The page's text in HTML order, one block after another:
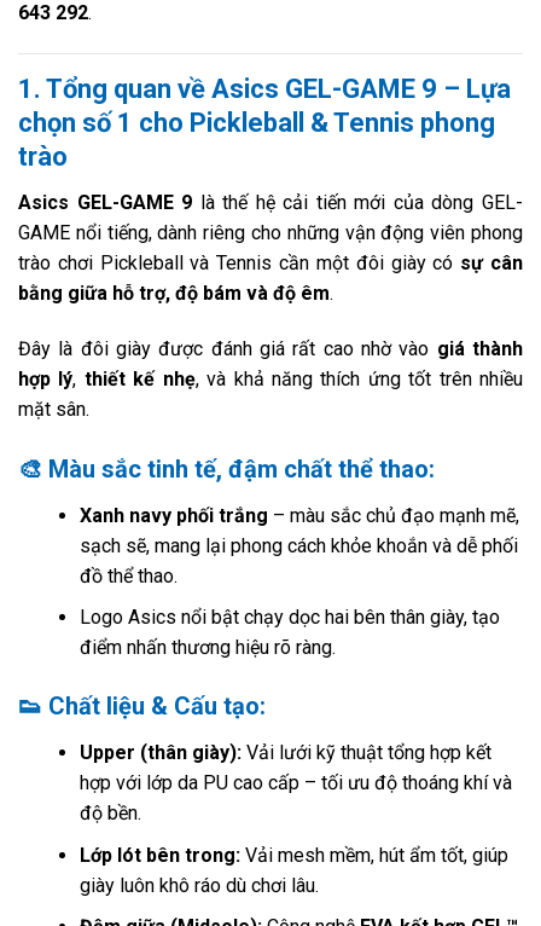
643 292.
1. Tổng quan về Asics GEL-GAME 9 – Lựa
chọn số 1 cho Pickleball & Tennis phong
trào
Asics GEL-GAME 9 là thế hệ cải tiến mới của dòng GEL-
GAME nổi tiếng, dành riêng cho những vận động viên phong
trào chơi Pickleball và Tennis cần một đôi giày có sự cân
bằng giữa hỗ trợ, độ bám và độ êm.
Đây là đôi giày được đánh giá rất cao nhờ vào giá thành
hợp lý, thiết kế nhẹ, và khả năng thích ứng tốt trên nhiều
mặt sân.
🎨 Màu sắc tinh tế, đậm chất thể thao:
Xanh navy phối trắng – màu sắc chủ đạo mạnh mẽ,
sạch sẽ, mang lại phong cách khỏe khoắn và dễ phối
đồ thể thao.
Logo Asics nổi bật chạy dọc hai bên thân giày, tạo
điểm nhấn thương hiệu rõ ràng.
👟 Chất liệu & Cấu tạo:
Upper (thân giày):Vải lưới kỹ thuật tổng hợp kết
hợp với lớp da PU cao cấp – tối ưu độ thoáng khí và
độ bền.
Lớp lót bên trong:Vải mesh mềm, hút ẩm tốt, giúp
giày luôn khô ráo dù chơi lâu.